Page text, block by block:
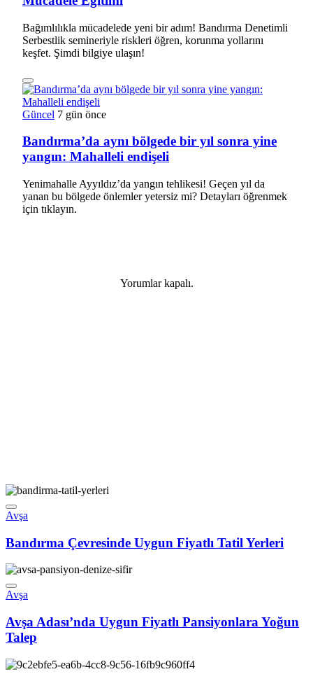
Bağımlılıkla mücadelede yeni bir adım! Bandırma Denetimli
Serbestlik semineriyle riskleri öğren, korunma yollarını
keşfet. Şimdi bilgiye ulaşın!
Güncel 7 gün önce
Bandırma’da aynı bölgede bir yıl sonra yine
yangın: Mahalleli endişeli
Yenimahalle Ayyıldız’da yangın tehlikesi! Geçen yıl da
yanan bu bölgede önlemler yetersiz mi? Detayları öğrenmek
için tıklayın.
Yorumlar kapalı.
Avşa
Bandırma Çevresinde Uygun Fiyatlı Tatil Yerleri
Avşa
Avşa Adası’nda Uygun Fiyatlı Pansiyonlara Yoğun
Talep